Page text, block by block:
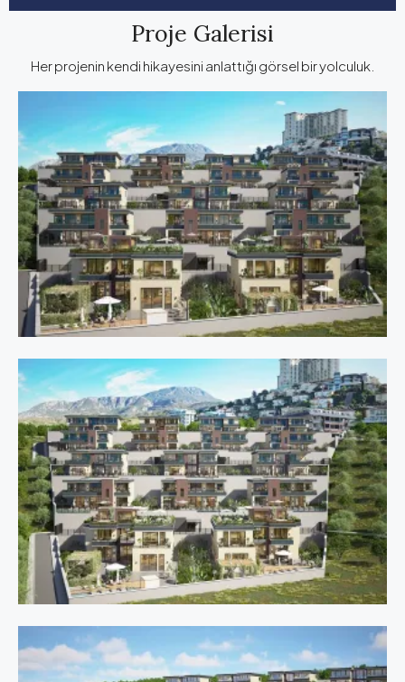
Proje Galerisi
Her projenin kendi hikayesini anlattığı görsel bir yolculuk.